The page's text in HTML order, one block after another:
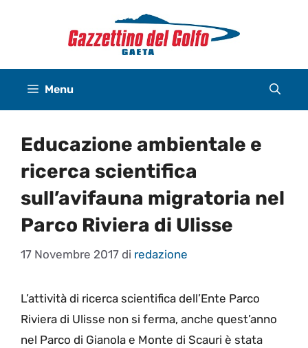
Menu
Educazione ambientale e
ricerca scientifica
sull’avifauna migratoria nel
Parco Riviera di Ulisse
17 Novembre 2017 di redazione
L’attività di ricerca scientifica dell’Ente Parco
Riviera di Ulisse non si ferma, anche quest’anno
nel Parco di Gianola e Monte di Scauri è stata